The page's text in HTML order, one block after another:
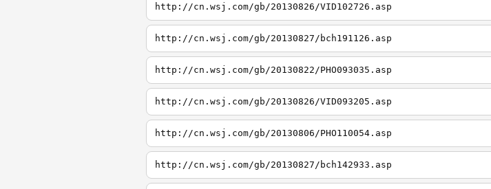
http://cn.wsj.com/gb/20130826/VID102726.asp
http://cn.wsj.com/gb/20130827/bch191126.asp
http://cn.wsj.com/gb/20130822/PHO093035.asp
http://cn.wsj.com/gb/20130826/VID093205.asp
http://cn.wsj.com/gb/20130806/PHO110054.asp
http://cn.wsj.com/gb/20130827/bch142933.asp